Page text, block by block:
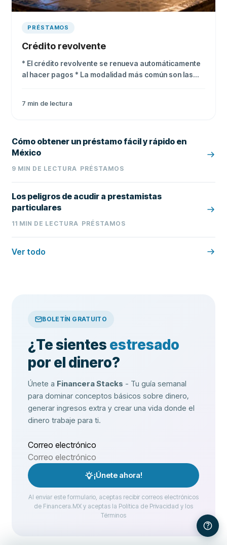
PRÉSTAMOS
Crédito revolvente
* El crédito revolvente se renueva automáticamente
al hacer pagos * La modalidad más común son las
7 min de lectura
Cómo obtener un préstamo fácil y rápido en
México
9 MIN DE LECTURA PRÉSTAMOS
Los peligros de acudir a prestamistas
particulares
11 MIN DE LECTURA PRÉSTAMOS
Ver todo
BOLETÍN GRATUITO
¿Te sientes estresado
por el dinero?
Únete a Financera Stacks - Tu guía semanal
para dominar conceptos básicos sobre dinero,
generar ingresos extra y crear una vida donde el
dinero trabaje para ti.
Correo electrónico
¡Únete ahora!
Al enviar este formulario, aceptas recibir correos electrónicos
de Financera.MX y aceptas la Política de Privacidad y los
Términos